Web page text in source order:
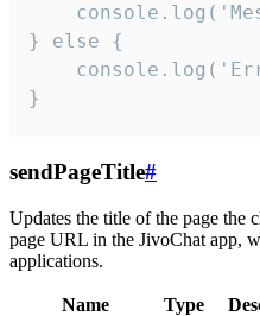
} else {
}
sendPageTitle#
Updates the title of the page the
page URL in the JivoChat app,
applications.
Name Type